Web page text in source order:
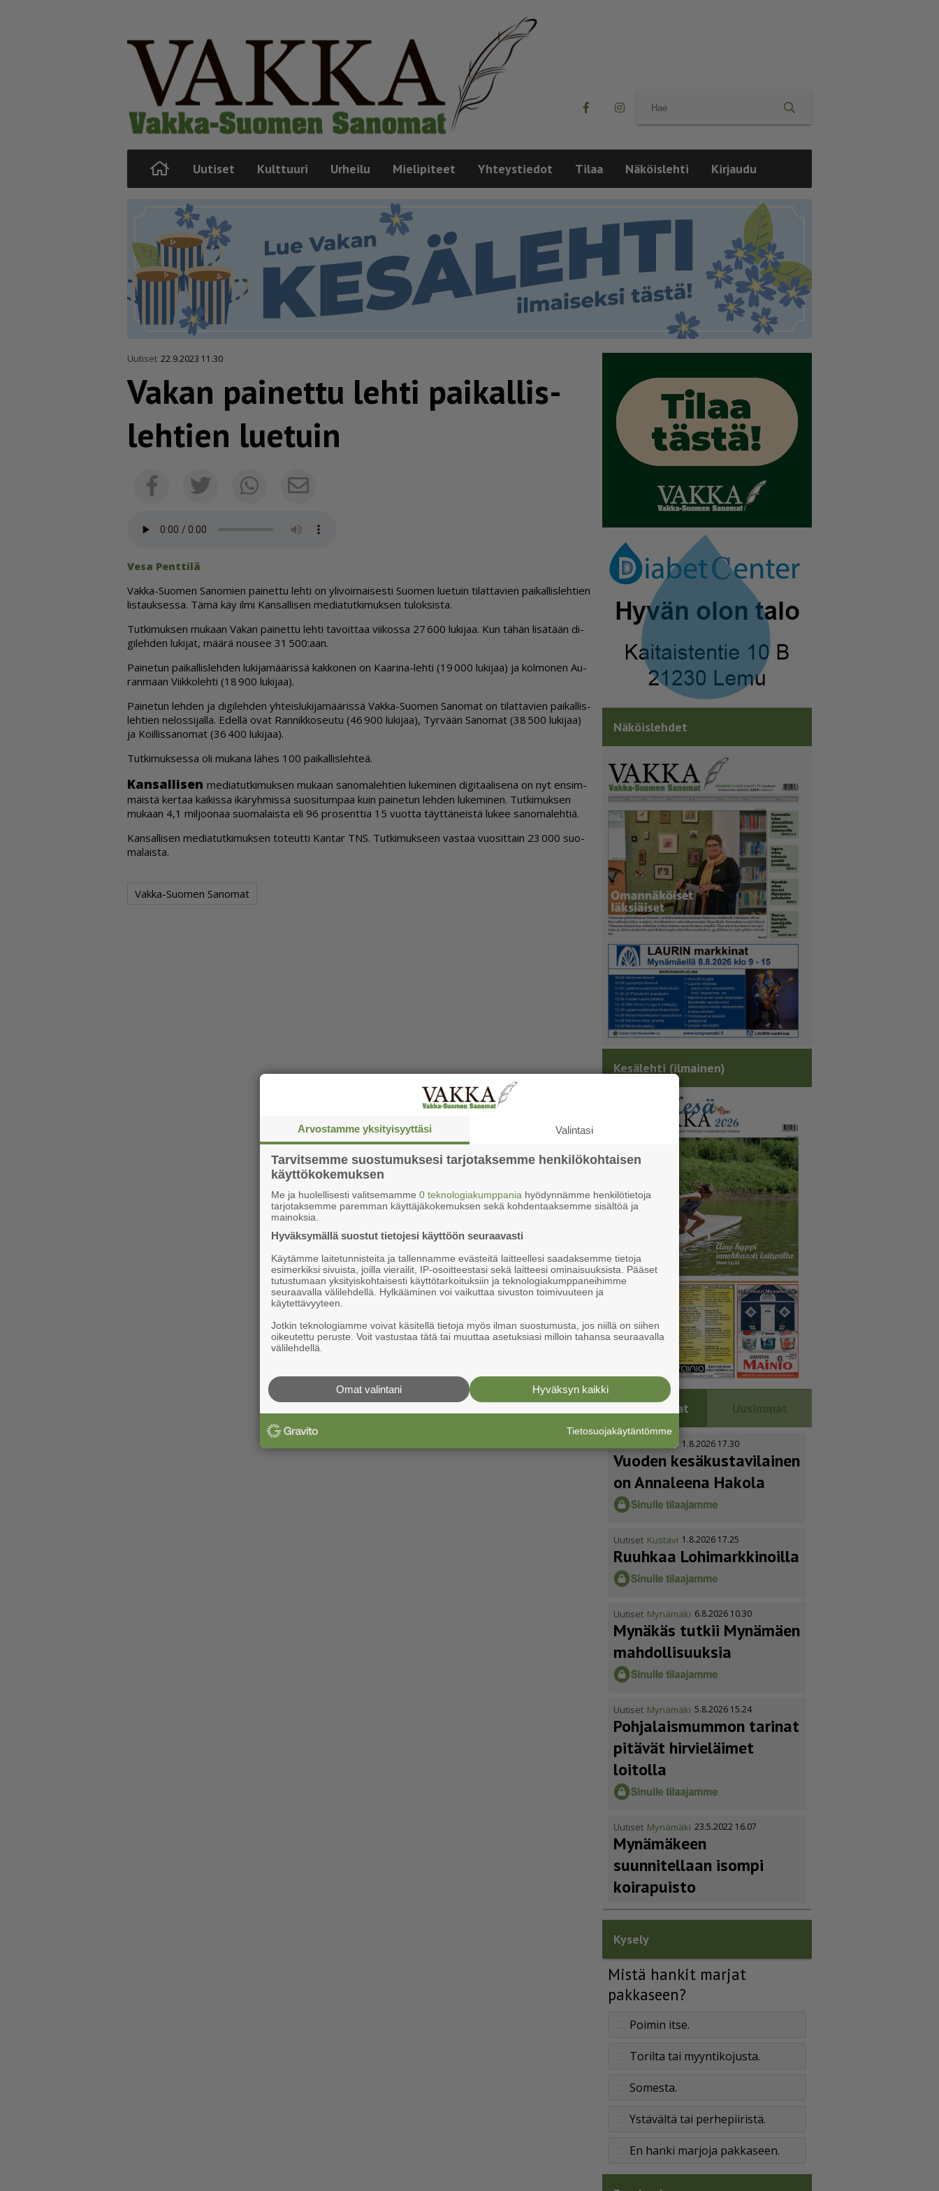
Uutiset Kulttuuri Urheilu Mielipiteet Yhteystiedot Tilaa Näköislehti Kirjaudu
Uutiset 22.9.2023 11.30
Vakan painettu lehti paikal­lis­
lehtien luetuin
FacebookTwitterWhatsappSähköposti
Vesa Pent­ti­lä
Vak­ka-Suo­men Sa­no­mien pai­net­tu leh­ti on yli­voi­mai­ses­ti Suo­men lu­e­tuin ti­lat­ta­vien pai­kal­lis­leh­tien
lis­tauk­ses­sa. Tämä käy il­mi Kan­sal­li­sen me­di­a­tut­ki­muk­sen tu­lok­sis­ta.
Tut­ki­muk­sen mu­kaan Va­kan pai­net­tu leh­ti ta­voit­taa vii­kos­sa 27 600 lu­ki­jaa. Kun tä­hän li­sä­tään di­
gi­leh­den lu­ki­jat, mää­rä nou­see 31 500:aan.
Pai­ne­tun pai­kal­lis­leh­den lu­ki­ja­mää­ris­sä kak­ko­nen on Kaa­ri­na-leh­ti (19 000 lu­ki­jaa) ja kol­mo­nen Au­
ran­maan Viik­ko­leh­ti (18 900 lu­ki­jaa).
Pai­ne­tun leh­den ja di­gi­leh­den yh­teis­lu­ki­ja­mää­ris­sä Vak­ka-Suo­men Sa­no­mat on ti­lat­ta­vien pai­kal­lis­
leh­tien ne­los­si­jal­la. Edel­lä ovat Ran­nik­ko­seu­tu (46 900 lu­ki­jaa), Tyr­vään Sa­no­mat (38 500 lu­ki­jaa)
ja Koil­lis­sa­no­mat (36 400 lu­ki­jaa).
Tut­ki­muk­ses­sa oli mu­ka­na lä­hes 100 pai­kal­lis­leh­teä.
Kan­sal­li­sen me­di­a­tut­ki­muk­sen mu­kaan sa­no­ma­leh­tien lu­ke­mi­nen di­gi­taa­li­se­na on nyt en­sim­
mäis­tä ker­taa kai­kis­sa ikä­ryh­mis­sä suo­si­tum­paa kuin pai­ne­tun leh­den lu­ke­mi­nen. Tut­ki­muk­sen
mu­kaan 4,1 mil­joo­naa suo­ma­lais­ta eli 96 pro­sent­tia 15 vuot­ta täyt­tä­neis­tä lu­kee sa­no­ma­leh­tiä.
Kan­sal­li­sen me­di­a­tut­ki­muk­sen to­teut­ti Kan­tar TNS. Tut­ki­muk­seen vas­taa vuo­sit­tain 23 000 suo­
ma­lais­ta.
Vakka-Suomen Sanomat
Näköislehdet
Kesälehti (ilmainen)
Luetuimmat Uusimmat
Kustavi 1.8.2026 17.30
Vuoden kesäkus­ta­vi­lainen
on Annaleena Hakola
Uutiset Kustavi 1.8.2026 17.25
Ruuhkaa Lohimark­ki­noilla
Uutiset Mynämäki 6.8.2026 10.30
Mynäkäs tutkii Mynämäen
mahdol­li­suuksia
Uutiset Mynämäki 5.8.2026 15.24
Pohja­lais­mummon tarinat
pitävät hirvieläimet
loitolla
Uutiset Mynämäki 23.5.2022 16.07
Mynämäkeen
suunnitellaan isompi
koirapuisto
Kysely
Mistä hankit marjat
pakkaseen?
Poimin itse.
Torilta tai myyntikojusta.
Somesta.
Ystävältä tai perhepiiristä.
En hanki marjoja pakkaseen.
Arvostamme yksityisyyttäsi Valintasi
Tarvitsemme suostumuksesi tarjotaksemme henkilökohtaisen
käyttökokemuksen
Me ja huolellisesti valitsemamme 0 teknologiakumppania hyödynnämme henkilötietoja
tarjotaksemme paremman käyttäjäkokemuksen sekä kohdentaaksemme sisältöä ja
mainoksia.
Hyväksymällä suostut tietojesi käyttöön seuraavasti
Käytämme laitetunnisteita ja tallennamme evästeitä laitteellesi saadaksemme tietoja
esimerkiksi sivuista, joilla vierailit, IP-osoitteestasi sekä laitteesi ominaisuuksista. Pääset
tutustumaan yksityiskohtaisesti käyttötarkoituksiin ja teknologiakumppaneihimme
seuraavalla välilehdellä. Hylkääminen voi vaikuttaa sivuston toimivuuteen ja
käytettävyyteen.
Jotkin teknologiamme voivat käsitellä tietoja myös ilman suostumusta, jos niillä on siihen
oikeutettu peruste. Voit vastustaa tätä tai muuttaa asetuksiasi milloin tahansa seuraavalla
välilehdellä.
Hyväksyn kaikki
Omat valintani
Tietosuojakäytäntömme